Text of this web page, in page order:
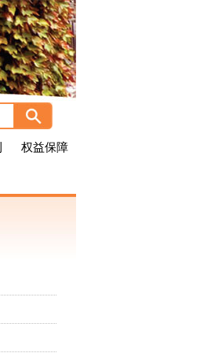
权益保障